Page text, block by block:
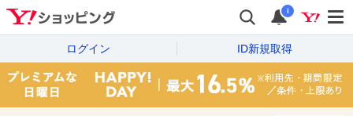
i
ログイン ID新規取得